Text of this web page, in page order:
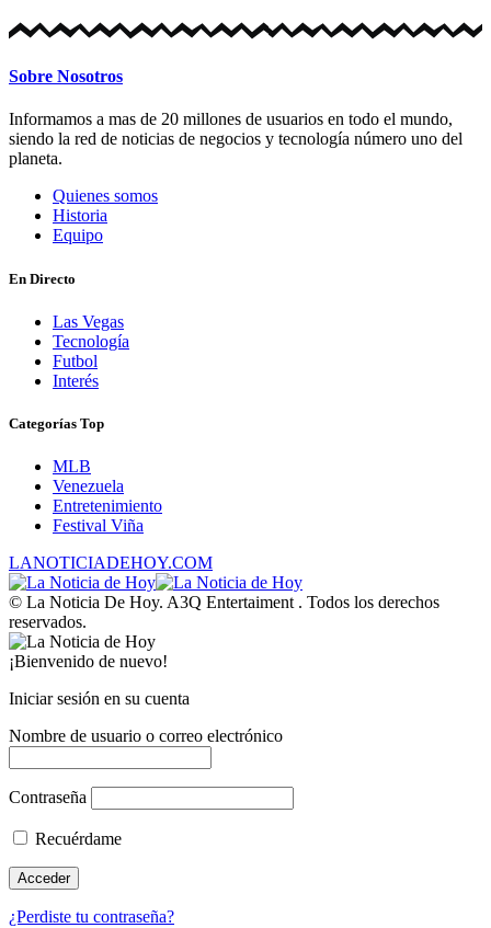
Sobre Nosotros
Informamos a mas de 20 millones de usuarios en todo el mundo,
siendo la red de noticias de negocios y tecnología número uno del
planeta.
Quienes somos
Historia
Equipo
En Directo
Las Vegas
Tecnología
Futbol
Interés
Categorías Top
MLB
Venezuela
Entretenimiento
Festival Viña
LANOTICIADEHOY.COM
© La Noticia De Hoy. A3Q Entertaiment . Todos los derechos
reservados.
¡Bienvenido de nuevo!
Iniciar sesión en su cuenta
Nombre de usuario o correo electrónico
Contraseña
Recuérdame
¿Perdiste tu contraseña?